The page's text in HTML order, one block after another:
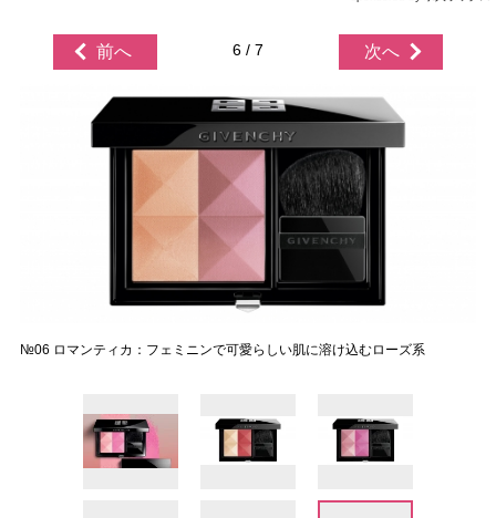
前へ 6 / 7 次へ
№06 ロマンティカ：フェミニンで可愛らしい肌に溶け込むローズ系